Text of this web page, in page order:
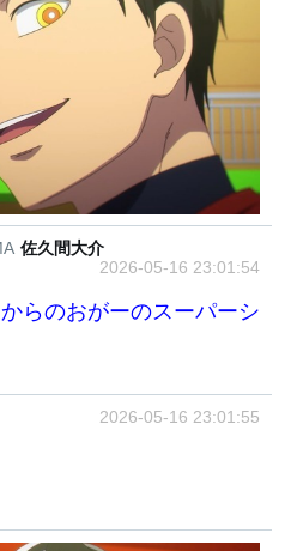
佐久間大介
2026-05-16 23:01:54
らのおがーのスーパーシ
2026-05-16 23:01:55